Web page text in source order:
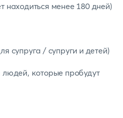
находиться менее 180 дней)
супруга / супруги и детей)
людей, которые пробудут